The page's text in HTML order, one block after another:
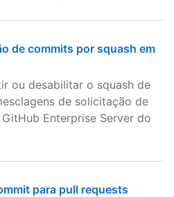
de commits por squash em
ou desabilitar o squash de
de solicitação de
Enterprise Server do
para pull requests